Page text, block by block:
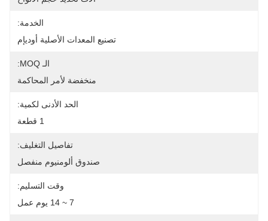
الخدمة:
تصنيع المعدات الأصلية أوديإم
الـ MOQ:
منخفضة لأمر المحاكمة
الحد الأدنى لكمية:
1 قطعة
تفاصيل التغليف:
صندوق ألومنيوم منفصل
وقت التسليم:
7 ~ 14 يوم عمل